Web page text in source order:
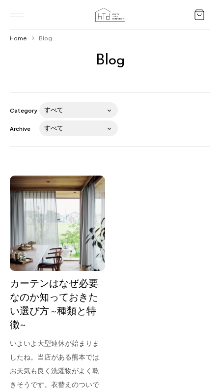
Blog
About us
for Business
Recruit
Contact
フラッグシップストア
Blog
Home Blog
Category
Archive
カーテンはなぜ必要
なのか知っておきた
い選び方 ~種類と特
徴~
いよいよ大型連休が始まりま
したね。当店がある熊本では
お天気も良く洗濯物がよく乾
きそうです。衣替えのついで